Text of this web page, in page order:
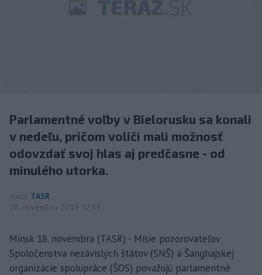
Parlamentné voľby v Bielorusku sa konali
v nedeľu, pričom voliči mali možnosť
odovzdať svoj hlas aj predčasne - od
minulého utorka.
Autor TASR
18. novembra 2019 12:33
Minsk 18. novembra (TASR) - Misie pozorovateľov
Spoločenstva nezávislých štátov (SNŠ) a Šanghajskej
organizácie spolupráce (ŠOS) považujú parlamentné